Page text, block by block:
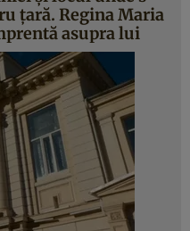
ţară. Regina Maria
asupra lui